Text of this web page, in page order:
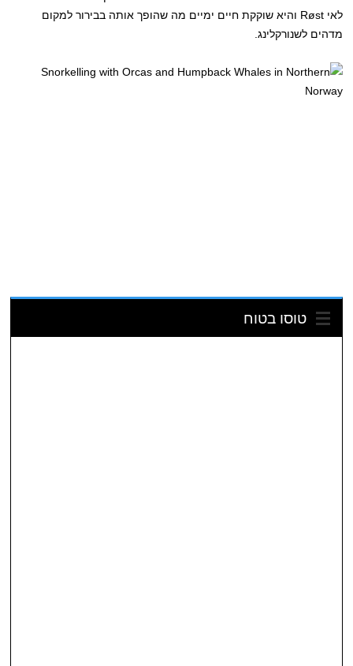
לאי Røst והיא שוקקת חיים ימיים מה שהופך אותה בבירור למקום
מדהים לשנורקלינג.
טוסו בטוח